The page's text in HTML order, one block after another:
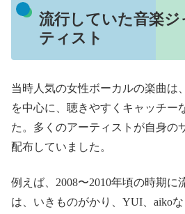
流行していた音楽
ティスト
当時人気の女性ボーカルの楽曲は
を中心に、聴きやすくキャッチー
た。多くのアーティストが自身の
配布していました。
例えば、2008〜2010年頃の時期に
は、いきものがかり、YUI、aiko